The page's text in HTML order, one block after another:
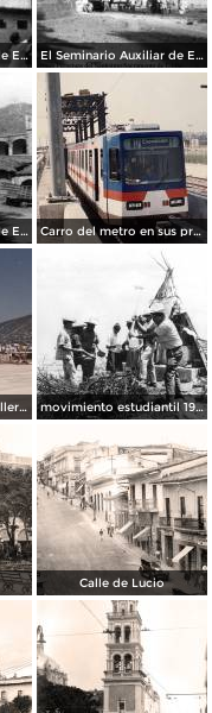
El Seminario Auxiliar de Ejutla El Seminario Auxiliar de Ejutla
El Seminario Auxiliar de Ejutla Carro del metro en sus primeras pruebas durante 1990
Construcción de los talleres del metro movimiento estudiantil 1966
Calle de Lucio